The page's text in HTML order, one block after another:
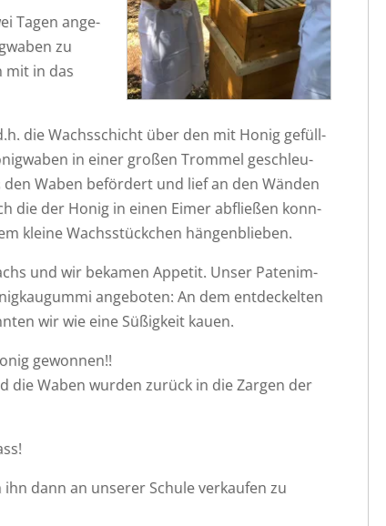
Tagen ange­
zu
mit in das
die Wachs­schicht über den mit Honig gefüll­
in einer gro­ßen Trom­mel geschleu­
Waben beför­dert und lief an den Wän­den
die der Honig in einen Eimer abflie­ßen konn­
klei­ne Wachs­stück­chen hängenblieben.
und wir beka­men Appe­tit. Unser Paten­im­
ange­bo­ten: An dem ent­de­ckel­ten
wir wie eine Süßig­keit kauen.
gewonnen!!
Waben wur­den zurück in die Zar­gen der
dann an unse­rer Schu­le ver­kau­fen zu